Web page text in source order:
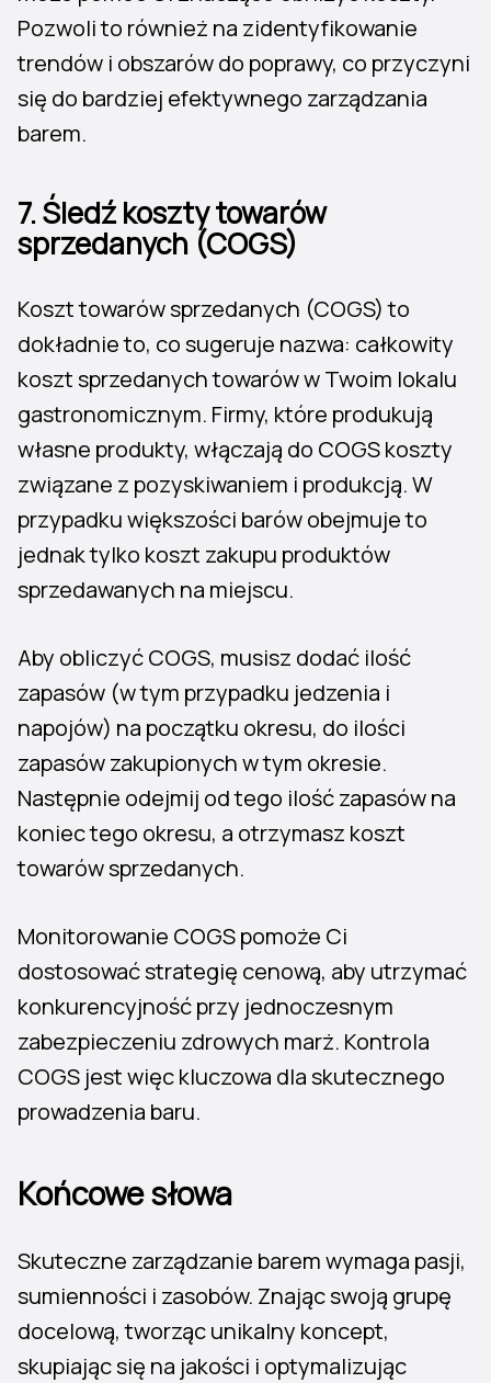
Pozwoli to również na zidentyfikowanie
trendów i obszarów do poprawy, co przyczyni
się do bardziej efektywnego zarządzania
barem.
7.Śledź koszty towarów
sprzedanych (COGS)
Koszt towarów sprzedanych (COGS) to
dokładnie to, co sugeruje nazwa: całkowity
koszt sprzedanych towarów w Twoim lokalu
gastronomicznym. Firmy, które produkują
własne produkty, włączają do COGS koszty
związane z pozyskiwaniem i produkcją. W
przypadku większości barów obejmuje to
jednak tylko koszt zakupu produktów
sprzedawanych na miejscu.
Aby obliczyć COGS, musisz dodać ilość
zapasów (w tym przypadku jedzenia i
napojów) na początku okresu, do ilości
zapasów zakupionych w tym okresie.
Następnie odejmij od tego ilość zapasów na
koniec tego okresu, a otrzymasz koszt
towarów sprzedanych.
Monitorowanie COGS pomoże Ci
dostosować strategię cenową, aby utrzymać
konkurencyjność przy jednoczesnym
zabezpieczeniu zdrowych marż. Kontrola
COGS jest więc kluczowa dla skutecznego
prowadzenia baru.
Końcowe słowa
Skuteczne zarządzanie barem wymaga pasji,
sumienności i zasobów. Znając swoją grupę
docelową, tworząc unikalny koncept,
skupiając się na jakości i optymalizując